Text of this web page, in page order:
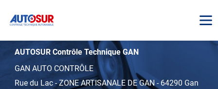
AUTOSUR
AUTOSUR Contrôle Technique GAN
GAN AUTO CONTRÔLE
Rue du Lac -ZONE ARTISANALE DE GAN - 64290 Gan